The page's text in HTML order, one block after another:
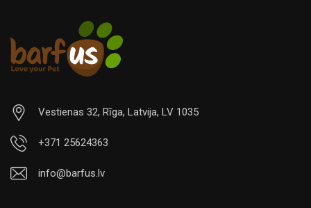
Vestienas 32, Rīga, Latvija, LV 1035
+371 25624363
info@barfus.lv